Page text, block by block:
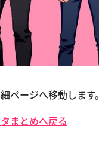
ページへ移動します。
まとめへ戻る